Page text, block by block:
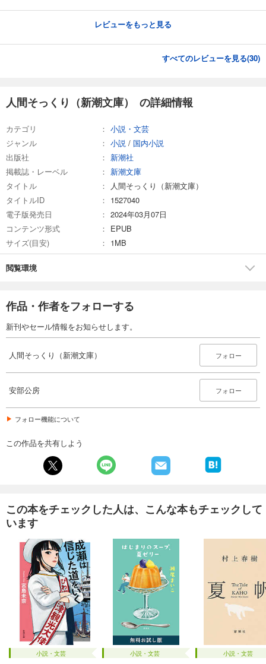
レビューをもっと見る
すべてのレビューを見る(30)
人間そっくり（新潮文庫） の詳細情報
カテゴリ
小説・文芸
ジャンル
小説 / 国内小説
出版社
新潮社
掲載誌・レーベル
新潮文庫
タイトル
人間そっくり（新潮文庫）
タイトルID
1527040
電子版発売日
2024年03月07日
コンテンツ形式
EPUB
サイズ(目安)
1MB
閲覧環境
作品・作者をフォローする
新刊やセール情報をお知らせします。
人間そっくり（新潮文庫） フォロー
安部公房 フォロー
フォロー機能について
この作品を共有しよう
この本をチェックした人は、こんな本もチェックして
います
小説・文芸 小説・文芸 小説・文芸